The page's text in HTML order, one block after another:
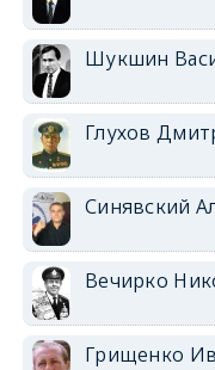
Шукшин
Глухов
Синявский
Вечирко
Грищенко